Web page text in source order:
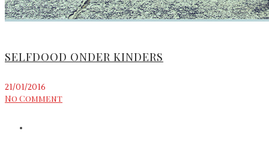
SELFDOOD ONDER KINDERS
21/01/2016
No Comment